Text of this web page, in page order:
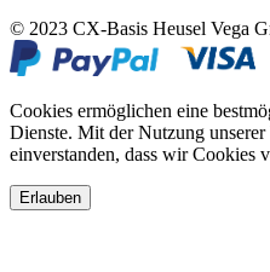
© 2023 CX-Basis Heusel Vega
Cookies ermöglichen eine
Dienste. Mit der Nutzung
einverstanden, dass wir Cookies
Erlauben